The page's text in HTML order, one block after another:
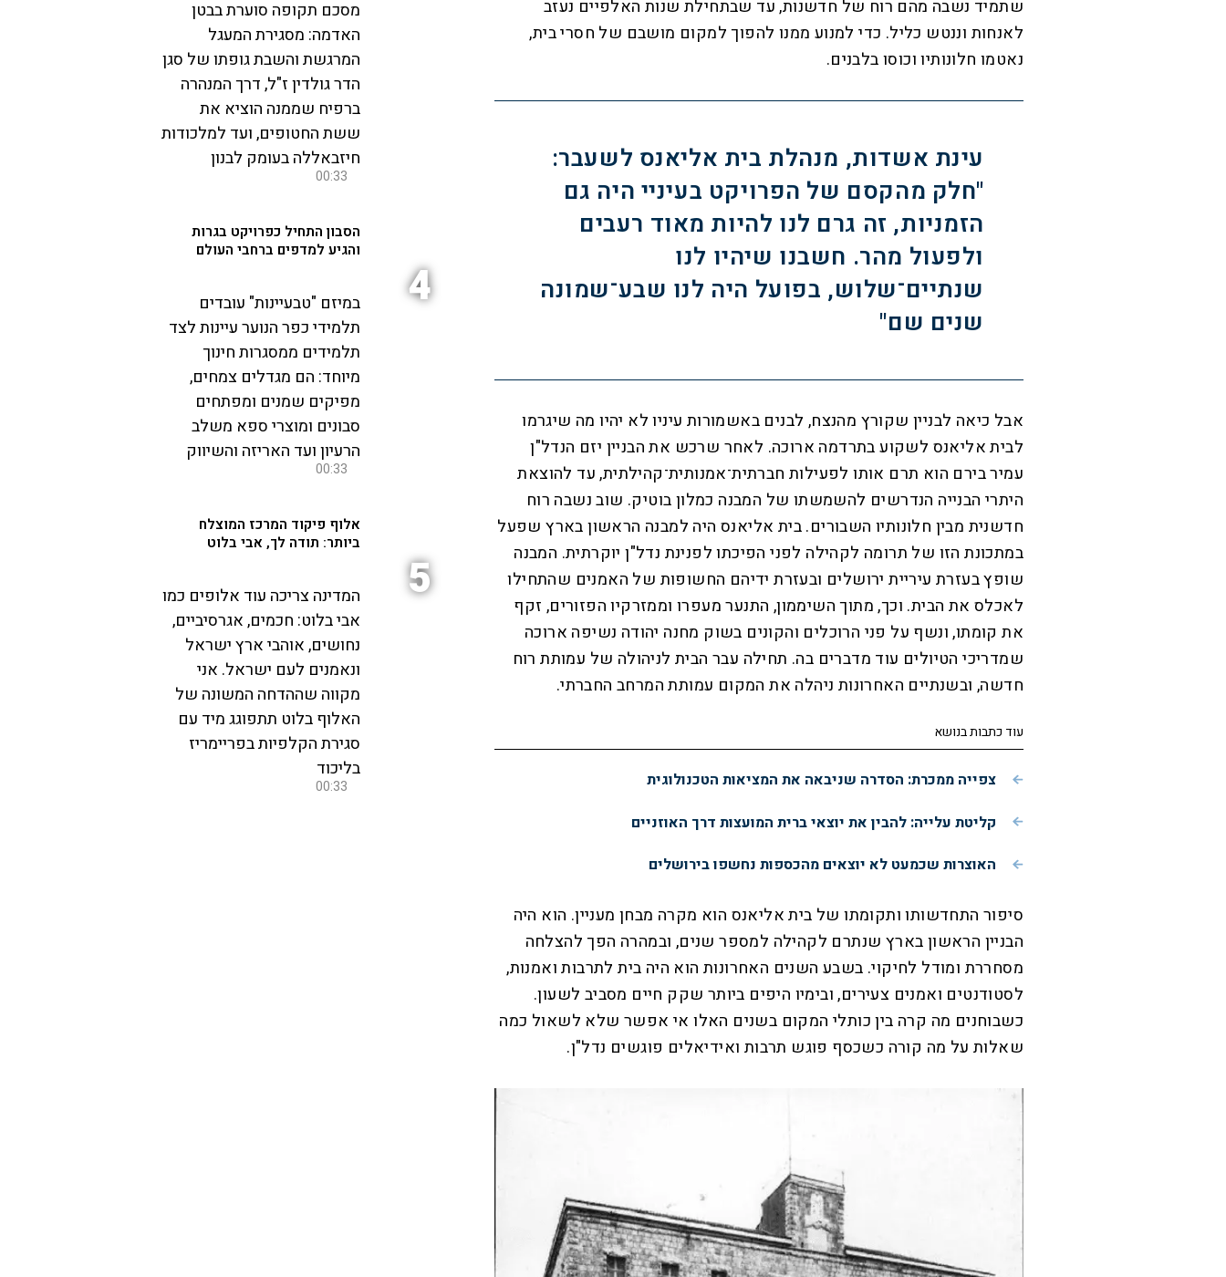
שתמיד נשבה מהם רוח של חדשנות, עד שבתחילת שנות האלפיים נעזב
לאנחות וננטש כליל. כדי למנוע ממנו להפוך למקום מושבם של חסרי בית,
נאטמו חלונותיו וכוסו בלבנים.
עינת אשדות, מנהלת בית אליאנס לשעבר:
"חלק מהקסם של הפרויקט בעיניי היה גם
הזמניות, זה גרם לנו להיות מאוד רעבים
ולפעול מהר. חשבנו שיהיו לנו
שנתיים־שלוש, בפועל היה לנו שבע־שמונה
שנים שם"
אבל כיאה לבניין שקורץ מהנצח, לבנים באשמורות עיניו לא יהיו מה שיגרמו
לבית אליאנס לשקוע בתרדמה ארוכה. לאחר שרכש את הבניין יזם הנדל"ן
עמיר בירם הוא תרם אותו לפעילות חברתית־אמנותית־קהילתית, עד להוצאת
היתרי הבנייה הנדרשים להשמשתו של המבנה כמלון בוטיק. שוב נשבה רוח
חדשנית מבין חלונותיו השבורים. בית אליאנס היה למבנה הראשון בארץ שפעל
במתכונת הזו של תרומה לקהילה לפני הפיכתו לפנינת נדל"ן יוקרתית. המבנה
שופץ בעזרת עיריית ירושלים ובעזרת ידיהם החשופות של האמנים שהתחילו
לאכלס את הבית. וכך, מתוך השיממון, התנער מעפרו וממזרקיו הפזורים, זקף
את קומתו, ונשף על פני הרוכלים והקונים בשוק מחנה יהודה נשיפה ארוכה
שמדריכי הטיולים עוד מדברים בה. תחילה עבר הבית לניהולה של עמותת רוח
חדשה, ובשנתיים האחרונות ניהלה את המקום עמותת המרחב החברתי.
עוד כתבות בנושא
צפייה ממכרת: הסדרה שניבאה את המציאות הטכנולוגית
קליטת עלייה: להבין את יוצאי ברית המועצות דרך האוזניים
האוצרות שכמעט לא יוצאים מהכספות נחשפו בירושלים
סיפור התחדשותו ותקומתו של בית אליאנס הוא מקרה מבחן מעניין. הוא היה
הבניין הראשון בארץ שנתרם לקהילה למספר שנים, ובמהרה הפך להצלחה
מסחררת ומודל לחיקוי. בשבע השנים האחרונות הוא היה בית לתרבות ואמנות,
לסטודנטים ואמנים צעירים, ובימיו היפים ביותר שקק חיים מסביב לשעון.
כשבוחנים מה קרה בין כותלי המקום בשנים האלו אי אפשר שלא לשאול כמה
שאלות על מה קורה כשכסף פוגש תרבות ואידיאלים פוגשים נדל"ן.
מסכם תקופה סוערת בבטן
האדמה: מסגירת המעגל
המרגשת והשבת גופתו של סגן
הדר גולדין ז"ל, דרך המנהרה
ברפיח שממנה הוציא את
ששת החטופים, ועד למלכודות
חיזבאללה בעומק לבנון
00:33
4
הסבון התחיל כפרויקט בגרות
והגיע למדפים ברחבי העולם
במיזם "טבעיינות" עובדים
תלמידי כפר הנוער עיינות לצד
תלמידים ממסגרות חינוך
מיוחד: הם מגדלים צמחים,
מפיקים שמנים ומפתחים
סבונים ומוצרי ספא משלב
הרעיון ועד האריזה והשיווק
00:33
5
אלוף פיקוד המרכז המוצלח
ביותר: תודה לך, אבי בלוט
המדינה צריכה עוד אלופים כמו
אבי בלוט: חכמים, אגרסיביים,
נחושים, אוהבי ארץ ישראל
ונאמנים לעם ישראל. אני
מקווה שההדחה המשונה של
האלוף בלוט תתפוגג מיד עם
סגירת הקלפיות בפריימריז
בליכוד
00:33